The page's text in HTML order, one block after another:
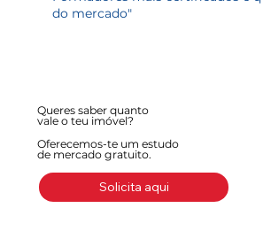
Queres saber quanto
vale o teu imóvel?
Solicita aqui
Oferecemos-te um estudo
de mercado gratuito.
do mercado"